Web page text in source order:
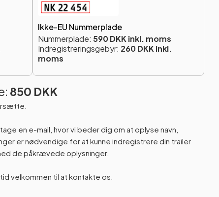
Ikke-EU Nummerplade
Nummerplade: 590 DKK inkl. moms
Indregistreringsgebyr: 260 DKK inkl.
moms
850 DKK
en e-mail, hvor vi beder dig om at oplyse navn,
er nødvendige for at kunne indregistrere din trailer
de påkrævede oplysninger.
velkommen til at kontakte os.